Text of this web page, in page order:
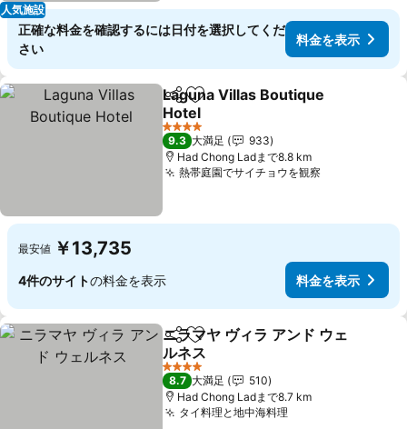
人気施設
正確な料金を確認するには日付を選択してくだ
さい
料金を表示
シェアお気に入りに追加
Laguna Villas Boutique
Hotel
料金を表示
4 ホテルのランク
9.3 大満足
933
Had Chong Ladまで8.8 km
熱帯庭園でサイチョウを観察
最安値 ￥13,735
4件のサイトの料金を表示 料金を表示
シェアお気に入りに追加
ニラマヤ ヴィラ アンド ウェ
ルネス
料金を表示
4 ホテルのランク
8.7 大満足
510
Had Chong Ladまで8.7 km
タイ料理と地中海料理料金を表示